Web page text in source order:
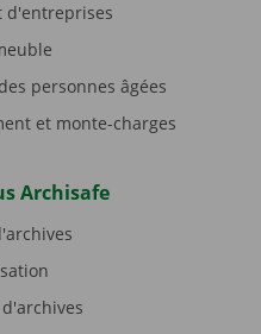
d'entreprises
personnes âgées
et monte-charges
Archisafe